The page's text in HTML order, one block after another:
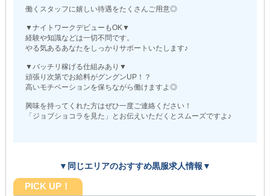
働くスタッフに嬉しい待遇をたくさんご用意◎
▼ナイトワークデビューもOK▼
経験や知識などは一切不問です。
やる気あるあなたをしっかりサポートいたします♪
▼バッチリ稼げる仕組みあり▼
頑張り次第でお給料がグングンUP！？
高いモチベーションを保ちながら働けますよ◎
興味を持ってくれた方はぜひ一度ご連絡ください！
「ジョブショコラを見た」とお伝えいただくとスムーズですよ♪
▼同じエリアのおすすめ黒服求人情報▼
PICK UP！